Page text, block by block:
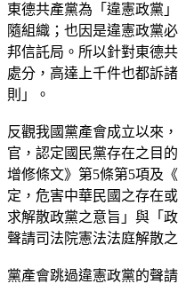
東德共產黨為「違憲政黨
隨組織；也因是違憲政黨
邦信託局。所以針對東德
處分，高達上千件也都訴
則」。
反觀我國黨產會成立以來
官，認定國民黨存在之目
增修條文》第5條第5項及
定，危害中華民國之存在
求解散政黨之意旨」與「
聲請司法院憲法法庭解散之
黨產會跳過違憲政黨的聲